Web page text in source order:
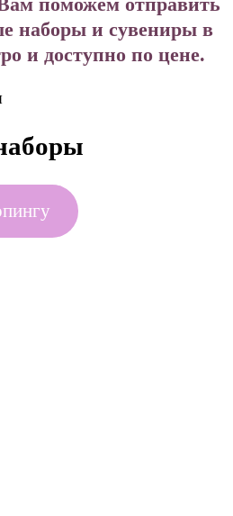
наборы и сувениры в
и доступно по цене.